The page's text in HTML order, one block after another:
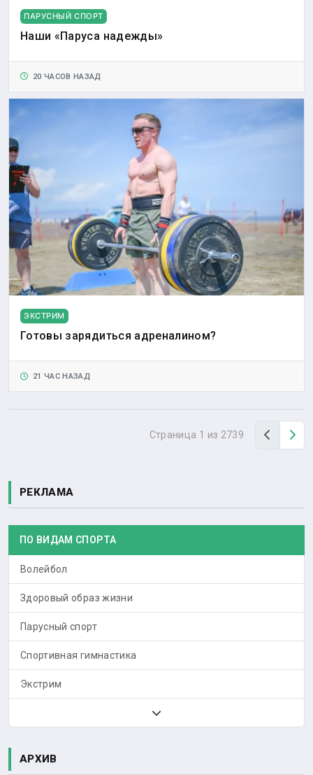
ПАРУСНЫЙ СПОРТ
Наши «Паруса надежды»
20 ЧАСОВ НАЗАД
ЭКСТРИМ
Готовы зарядиться адреналином?
21 ЧАС НАЗАД
Страница 1 из 2739 Назад
РЕКЛАМА
ПО ВИДАМ СПОРТА
Волейбол
Здоровый образ жизни
Парусный спорт
Спортивная гимнастика
Экстрим
АРХИВ